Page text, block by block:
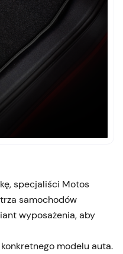
specjaliści Motos
samochodów
wyposażenia, aby
modelu auta.